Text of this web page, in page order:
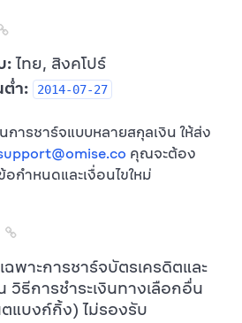
:ไทย, สิงคโปร์
ต่ำ:
2014-07-27
การชาร์จแบบหลายสกุลเงิน ให้ส่ง
คุณจะต้อง
กำหนดและเงื่อนไขใหม่
พาะการชาร์จบัตรเครดิตและ
วิธีการชำระเงินทางเลือกอื่น
ตแบงก์กิ้ง) ไม่รองรับ